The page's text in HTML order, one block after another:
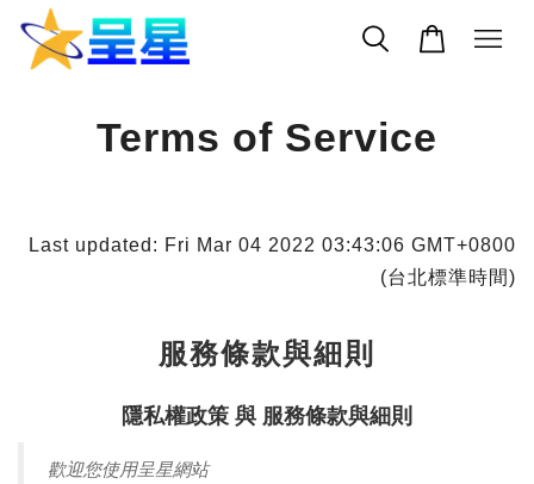
Terms of Service
Last updated: Fri Mar 04 2022 03:43:06 GMT+0800
(台北標準時間)
服務條款與細則
隱私權政策 與 服務條款與細則
歡迎您使用呈星網站